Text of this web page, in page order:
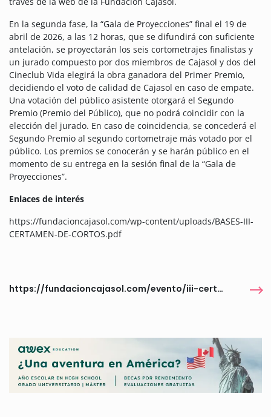
En la segunda fase, la “Gala de Proyecciones” final el 19 de
abril de 2026, a las 12 horas, que se difundirá con suficiente
antelación, se proyectarán los seis cortometrajes finalistas y
un jurado compuesto por dos miembros de Cajasol y dos del
Cineclub Vida elegirá la obra ganadora del Primer Premio,
decidiendo el voto de calidad de Cajasol en caso de empate.
Una votación del público asistente otorgará el Segundo
Premio (Premio del Público), que no podrá coincidir con la
elección del jurado. En caso de coincidencia, se concederá el
Segundo Premio al segundo cortometraje más votado por el
público. Los premios se conocerán y se harán público en el
momento de su entrega en la sesión final de la “Gala de
Proyecciones”.
Enlaces de interés
https://fundacioncajasol.com/wp-content/uploads/BASES-III-
CERTAMEN-DE-CORTOS.pdf
https://fundacioncajasol.com/evento/iii-certamen-de-cortos/